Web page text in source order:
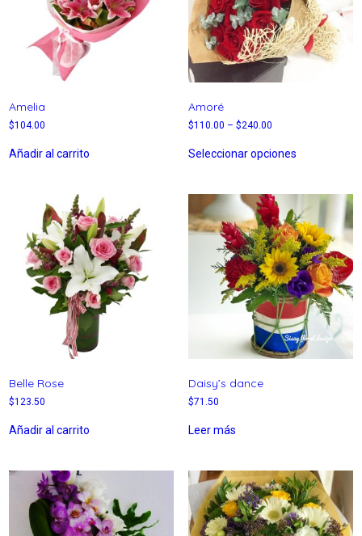
Amelia
$104.00
Añadir al carrito
Amoré
$110.00 – $240.00
Seleccionar opciones
Belle Rose
$123.50
Añadir al carrito
Daisy’s dance
$71.50
Leer más